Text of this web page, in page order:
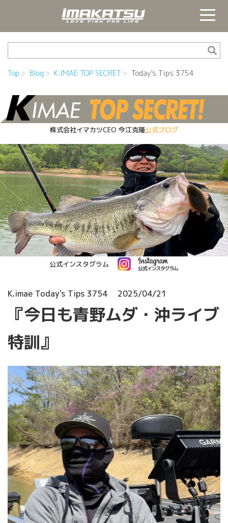
Top Blog K.IMAE TOP SECRET Today's Tips 3754
株式会社イマカツCEO 今江克隆公式ブログ
公式インスタグラム
K.imae Today's Tips 3754 2025/04/21
『今日も青野ムダ・沖ライブ
特訓』